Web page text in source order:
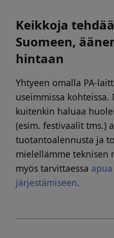
Keikkoja
Suomeen,
hintaan
Yhtyeen omalla PA-
useimmissa
kuitenkin haluaa
(esim. festivaalit tms.)
tuotantoalennusta ja
mielellämme teknisen
myös tarvittaessa
järjestämiseen.